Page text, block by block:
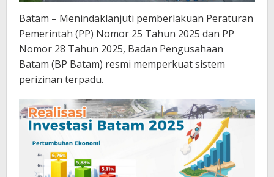
Batam – Menindaklanjuti pemberlakuan Peraturan
Pemerintah (PP) Nomor 25 Tahun 2025 dan PP
Nomor 28 Tahun 2025, Badan Pengusahaan
Batam (BP Batam) resmi memperkuat sistem
perizinan terpadu.